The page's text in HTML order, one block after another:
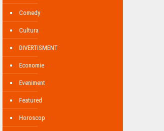
Comedy
Cultura
DIVERTISMENT
Economie
Eveniment
Featured
Horoscop